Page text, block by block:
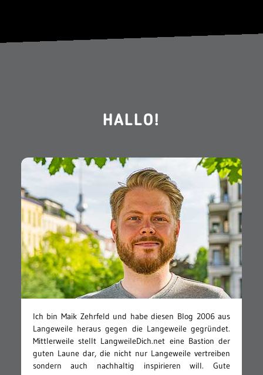
HALLO!
Ich bin Maik Zehrfeld und habe diesen Blog 2006 aus
Langeweile heraus gegen die Langeweile gegründet.
Mittlerweile stellt LangweileDich.net eine Bastion der
guten Laune dar, die nicht nur Langeweile vertreiben
sondern auch nachhaltig inspirieren will. Gute